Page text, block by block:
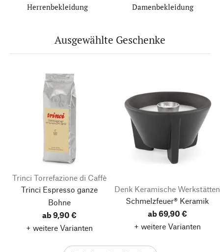
Herrenbekleidung Damenbekleidung
Ausgewählte Geschenke
Trinci Torrefazione di Caffè
Trinci Espresso ganze
Bohne
ab 9,90 €
+ weitere Varianten
Denk Keramische Werkstätten
Schmelzfeuer® Keramik
ab 69,90 €
+ weitere Varianten